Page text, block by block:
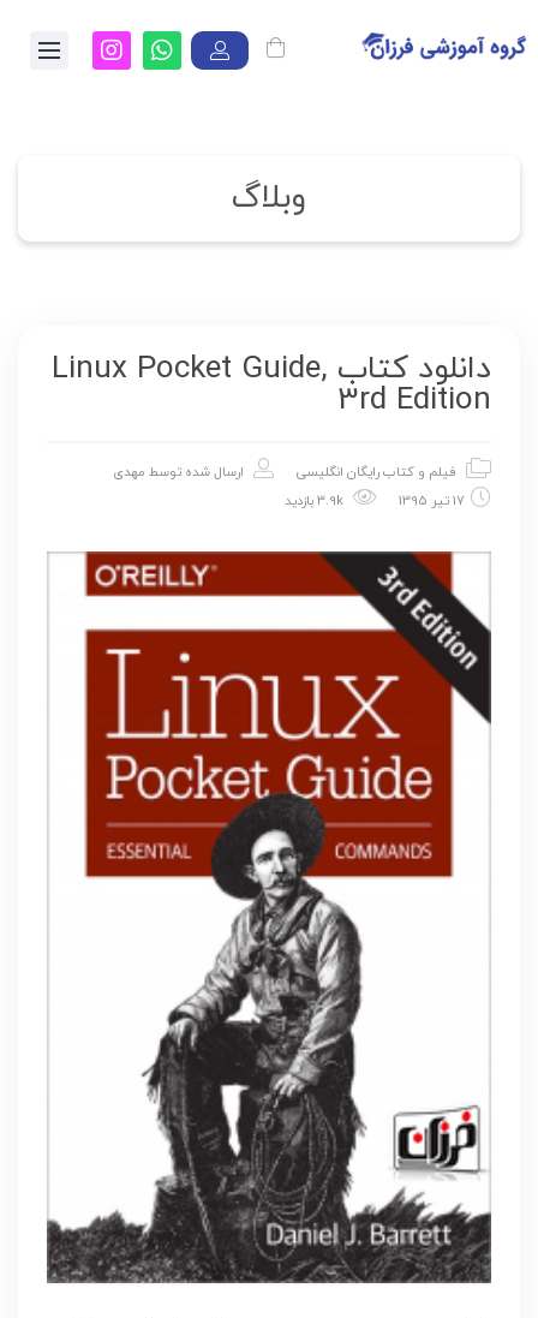
وبلاگ
دانلود کتاب Linux Pocket Guide,
3rd Edition
فیلم و کتاب رایگان انگلیسی ارسال شده توسط مهدی
17 تیر 1395